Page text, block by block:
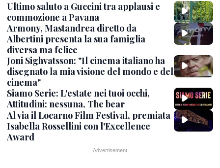
Ultimo saluto a Guccini tra applausi e
commozione a Pavana
Armony, Mastandrea diretto da
Albertini presenta la sua famiglia
diversa ma felice
Joni Sighvatsson: "Il cinema italiano ha
disegnato la mia visione del mondo e del
cinema"
Siamo Serie: L'estate nei tuoi occhi,
Attitudini: nessuna, The bear
Al via il Locarno Film Festival, premiata
Isabella Rossellini con l'Excellence
Award